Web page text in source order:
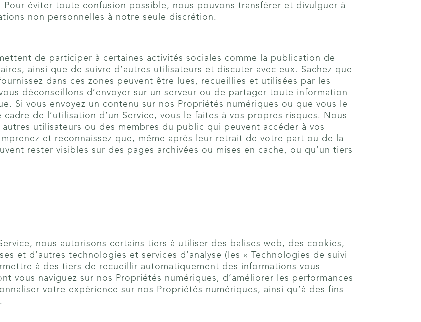
éviter toute confusion possible, nous pouvons transférer et divulguer à
non personnelles à notre seule discrétion.
de participer à certaines activités sociales comme la publication de
ainsi que de suivre d’autres utilisateurs et discuter avec eux. Sachez que
dans ces zones peuvent être lues, recueillies et utilisées par les
déconseillons d’envoyer sur un serveur ou de partager toute information
Si vous envoyez un contenu sur nos Propriétés numériques ou que vous le
de l’utilisation d’un Service, vous le faites à vos propres risques. Nous
utilisateurs ou des membres du public qui peuvent accéder à vos
et reconnaissez que, même après leur retrait de votre part ou de la
rester visibles sur des pages archivées ou mises en cache, ou qu’un tiers
nous autorisons certains tiers à utiliser des balises web, des cookies,
et d’autres technologies et services d’analyse (les « Technologies de suivi
à des tiers de recueillir automatiquement des informations vous
vous naviguez sur nos Propriétés numériques, d’améliorer les performances
votre expérience sur nos Propriétés numériques, ainsi qu’à des fins